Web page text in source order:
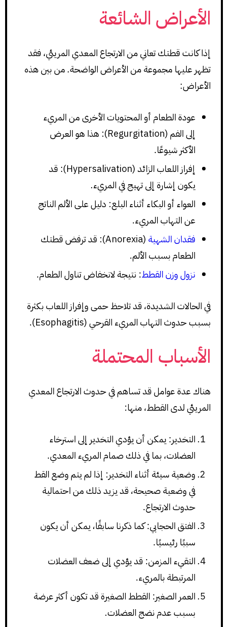
الأعراض الشائعة
إذا كانت قطتك تعاني من الارتجاع المعدي المريئي، فقد
تظهر عليها مجموعة من الأعراض الواضحة. من بين هذه
الأعراض:
عودة الطعام أو المحتويات الأخرى من المريء
إلى الفم (Regurgitation): هذا هو العرض
الأكثر شيوعًا.
إفراز اللعاب الزائد (Hypersalivation): قد
يكون إشارة إلى تهيج في المريء.
العواء أو البكاء أثناء البلع: دليل على الألم الناتج
عن التهاب المريء.
فقدان الشهية
(Anorexia): قد ترفض قطتك
الطعام بسبب الألم.
نزول وزن القطط: نتيجة لانخفاض تناول الطعام.
في الحالات الشديدة، قد تلاحظ حمى وإفراز اللعاب بكثرة
بسبب حدوث التهاب المريء القرحي (Esophagitis).
الأسباب المحتملة
هناك عدة عوامل قد تساهم في حدوث الارتجاع المعدي
المريئي لدى القطط، منها:
التخدير: يمكن أن يؤدي التخدير إلى استرخاء
العضلات، بما في ذلك صمام المريء المعدي.
وضعية سيئة أثناء التخدير: إذا لم يتم وضع القط
في وضعية صحيحة، قد يزيد ذلك من احتمالية
حدوث الارتجاع.
الفتق الحجابي: كما ذكرنا سابقًا، يمكن أن يكون
سببًا رئيسيًا.
التقيء المزمن: قد يؤدي إلى ضعف العضلات
المرتبطة بالمريء.
العمر الصغير: القطط الصغيرة قد تكون أكثر عرضة
بسبب عدم نضج العضلات.